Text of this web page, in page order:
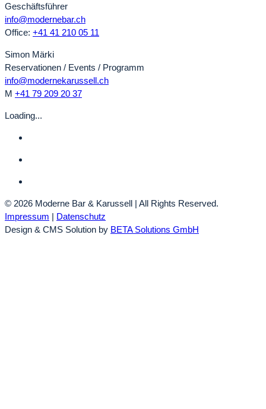
Geschäftsführer
info@modernebar.ch
Office: +41 41 210 05 11
Simon Märki
Reservationen / Events / Programm
info@modernekarussell.ch
M +41 79 209 20 37
Loading...
© 2026 Moderne Bar & Karussell | All Rights Reserved.
Impressum | Datenschutz
Design & CMS Solution by BETA Solutions GmbH